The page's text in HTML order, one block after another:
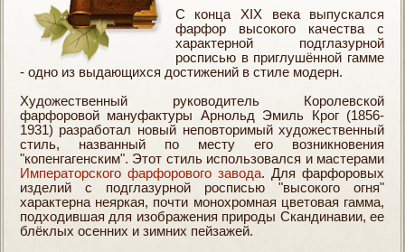
С конца XIX века выпускался
фарфор высокого качества с
характерной подглазурной
росписью в приглушённой гамме
- одно из выдающихся достижений в стиле модерн.
Художественный руководитель Королевской
фарфоровой мануфактуры Арнольд Эмиль Крог (1856-
1931) разработал новый неповторимый художественный
стиль, названный по месту его возникновения
"копенгагенским". Этот стиль использовался и мастерами
Императорского фарфорового завода. Для фарфоровых
изделий с подглазурной росписью "высокого огня"
характерна неяркая, почти монохромная цветовая гамма,
подходившая для изображения природы Скандинавии, ее
блёклых осенних и зимних пейзажей.